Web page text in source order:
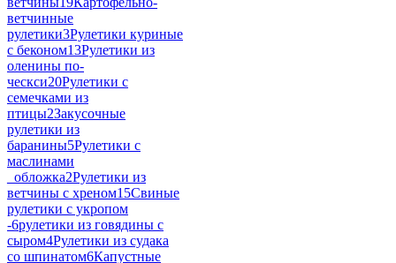
ветчинные
рулетики3Рулетики куриные
с беконом13Рулетики из
оленины по-
ческси20Рулетики с
семечками из
птицы2Закусочные
рулетики из
баранины5Рулетики с
маслинами
_обложка2Рулетики из
ветчины с хреном15Свиные
рулетики с укропом
-6рулетики из говядины с
сыром4Рулетики из судака
со шпинатом6Капустные